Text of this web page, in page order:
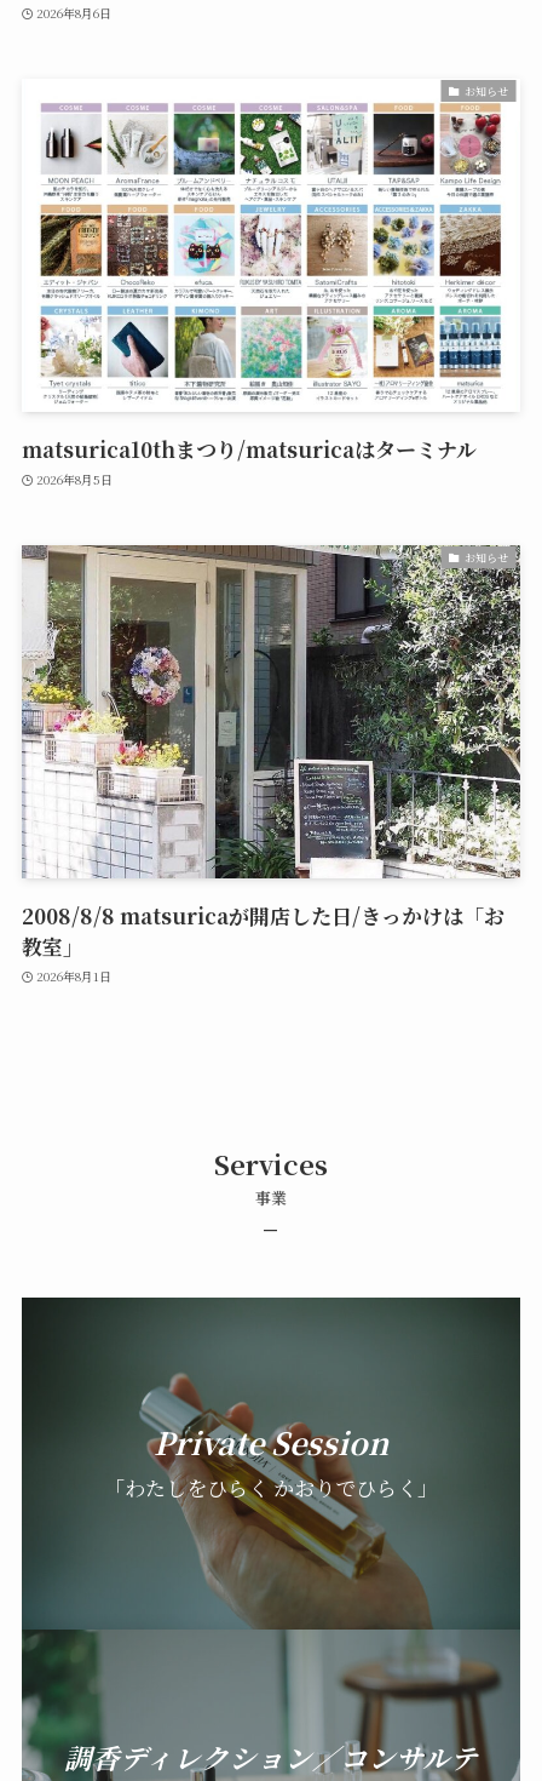
2026年8月6日
お知らせ
matsurica10thまつり/matsuricaはターミナル
2026年8月5日
お知らせ
2008/8/8 matsuricaが開店した日/きっかけは「お
教室」
2026年8月1日
Services
事業
–
Private Session
「わたしをひらく かおりでひらく」
調香ディレクション／コンサルテ